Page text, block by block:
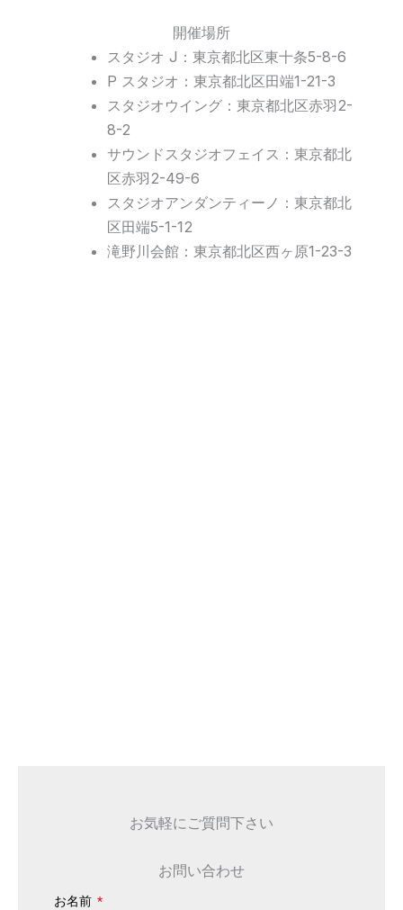
開催場所
スタジオ J：東京都北区東十条5-8-6
P スタジオ：東京都北区田端1-21-3
スタジオウイング：東京都北区赤羽2-
8-2
サウンドスタジオフェイス：東京都北
区赤羽2-49-6
スタジオアンダンティーノ：東京都北
区田端5-1-12
滝野川会館：東京都北区西ヶ原1-23-3
お気軽にご質問下さい
お問い合わせ
お名前